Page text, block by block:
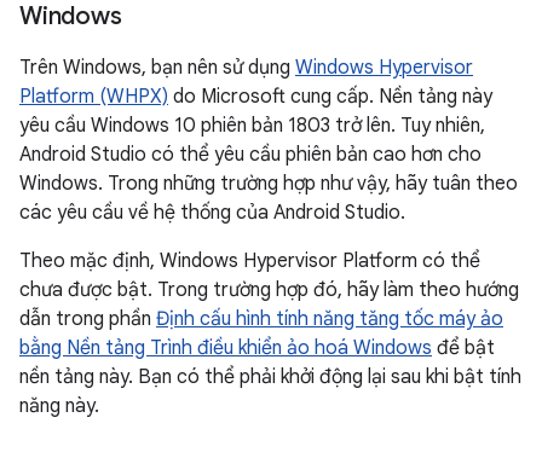
Windows
Trên Windows, bạn nên sử dụng Windows Hypervisor
Platform (WHPX) do Microsoft cung cấp. Nền tảng này
yêu cầu Windows 10 phiên bản 1803 trở lên. Tuy nhiên,
Android Studio có thể yêu cầu phiên bản cao hơn cho
Windows. Trong những trường hợp như vậy, hãy tuân theo
các yêu cầu về hệ thống của Android Studio.
Theo mặc định, Windows Hypervisor Platform có thể
chưa được bật. Trong trường hợp đó, hãy làm theo hướng
dẫn trong phần Định cấu hình tính năng tăng tốc máy ảo
bằng Nền tảng Trình điều khiển ảo hoá Windows để bật
nền tảng này. Bạn có thể phải khởi động lại sau khi bật tính
năng này.